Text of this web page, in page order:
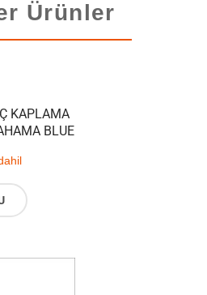
Ürünler
KAPLAMA
BLUE